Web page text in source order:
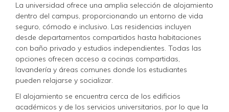
La universidad ofrece una amplia selección de alojamiento
dentro del campus, proporcionando un entorno de vida
seguro, cómodo e inclusivo. Las residencias incluyen
desde departamentos compartidos hasta habitaciones
con baño privado y estudios independientes. Todas las
opciones ofrecen acceso a cocinas compartidas,
lavandería y áreas comunes donde los estudiantes
pueden relajarse y socializar.
El alojamiento se encuentra cerca de los edificios
académicos y de los servicios universitarios, por lo que la